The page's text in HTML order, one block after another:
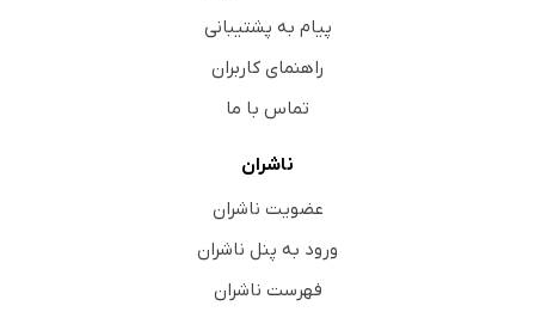
پیام به پشتیبانی
راهنمای کاربران
تماس با ما
ناشران
عضویت ناشران
ورود به پنل ناشران
فهرست ناشران